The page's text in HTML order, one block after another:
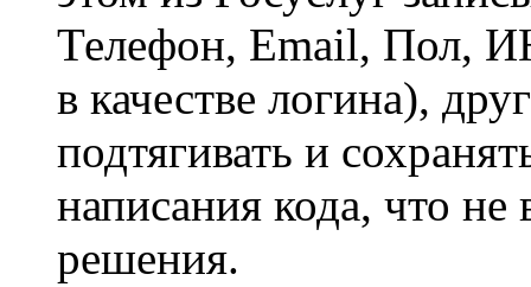
Телефон, Email, Пол,
в качестве логина),
подтягивать и
написания кода, что
решения.